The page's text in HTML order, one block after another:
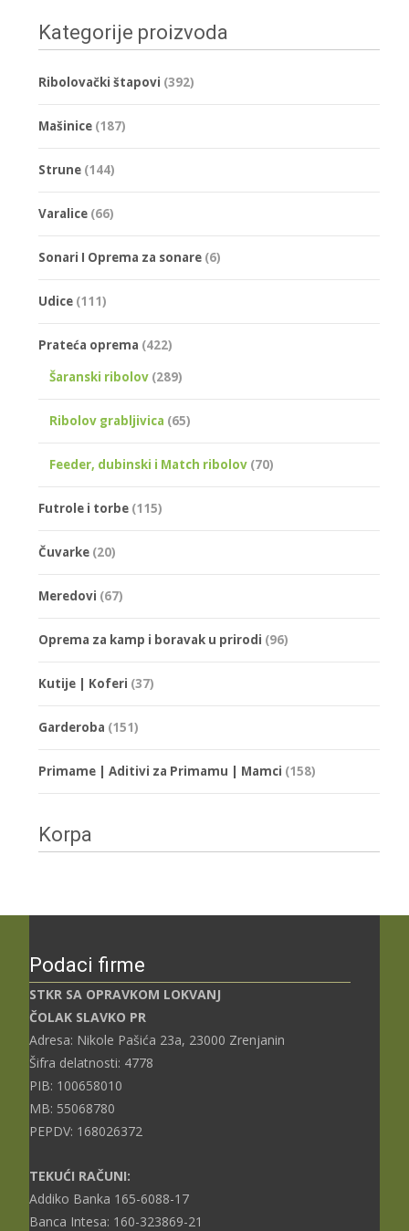
Kategorije proizvoda
Ribolovački štapovi (392)
Mašinice (187)
Strune (144)
Varalice (66)
Sonari I Oprema za sonare (6)
Udice (111)
Prateća oprema (422)
Šaranski ribolov (289)
Ribolov grabljivica (65)
Feeder, dubinski i Match ribolov (70)
Futrole i torbe (115)
Čuvarke (20)
Meredovi (67)
Oprema za kamp i boravak u prirodi (96)
Kutije | Koferi (37)
Garderoba (151)
Primame | Aditivi za Primamu | Mamci (158)
Korpa
Podaci firme
STKR SA OPRAVKOM LOKVANJ
ČOLAK SLAVKO PR
Adresa: Nikole Pašića 23a, 23000 Zrenjanin
Šifra delatnosti: 4778
PIB: 100658010
MB: 55068780
PEPDV: 168026372
TEKUĆI RAČUNI:
Addiko Banka 165-6088-17
Banca Intesa: 160-323869-21